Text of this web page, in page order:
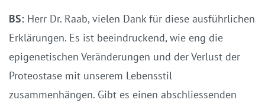
BS: Herr Dr. Raab, vielen Dank für diese ausführlichen
Erklärungen. Es ist beeindruckend, wie eng die
epigenetischen Veränderungen und der Verlust der
Proteostase mit unserem Lebensstil
zusammenhängen. Gibt es einen abschliessenden